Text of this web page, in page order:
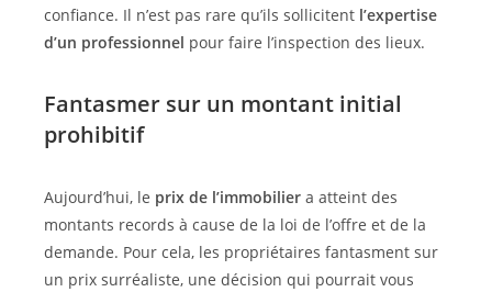
confiance. Il n’est pas rare qu’ils sollicitent l’expertise
d’un professionnel pour faire l’inspection des lieux.
Fantasmer sur un montant initial
prohibitif
Aujourd’hui, le prix de l’immobilier a atteint des
montants records à cause de la loi de l’offre et de la
demande. Pour cela, les propriétaires fantasment sur
un prix surréaliste, une décision qui pourrait vous